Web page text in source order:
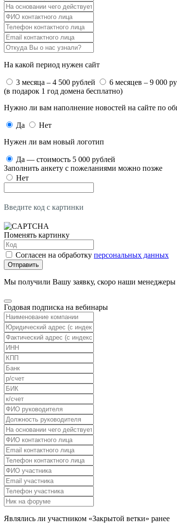
На какой период нужен сайт
3 месяца – 4 500 рублей 6 месяцев – 9 000
(в подарок 1 год домена бесплатно)
Нужно ли вам наполнение новостей на сайте по
Да
Нет
Нужен ли вам новый логотип
Да — стоимость 5 000 рублей
Заполнить анкету с пожеланиями можно позже
Нет
Введите код с картинки
Поменять картинку
Согласен на обработку персональных данных
Отправить
Мы получили Вашу заявку, скоро наши менеджеры
Годовая подписка на вебинары
Являлись ли участником «Закрытой ветки» ранее